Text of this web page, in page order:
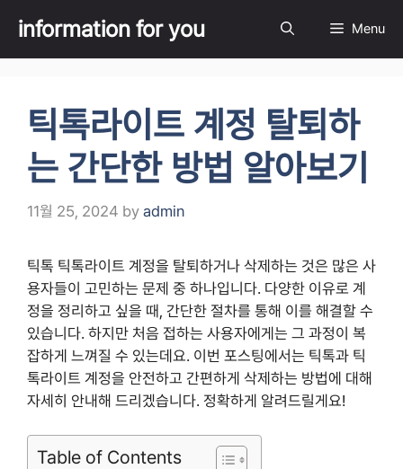
content
information for you Menu
틱톡라이트 계정 탈퇴하
는 간단한 방법 알아보기
11월 25, 2024 by admin
틱톡 틱톡라이트 계정을 탈퇴하거나 삭제하는 것은 많은 사
용자들이 고민하는 문제 중 하나입니다. 다양한 이유로 계
정을 정리하고 싶을 때, 간단한 절차를 통해 이를 해결할 수
있습니다. 하지만 처음 접하는 사용자에게는 그 과정이 복
잡하게 느껴질 수 있는데요. 이번 포스팅에서는 틱톡과 틱
톡라이트 계정을 안전하고 간편하게 삭제하는 방법에 대해
자세히 안내해 드리겠습니다. 정확하게 알려드릴게요!
Table of Contents